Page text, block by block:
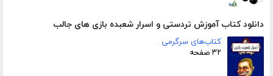
دانلود کتاب آموزش تردستی و اسرار شعبده بازی های جالب
کتاب‌های سرگرمی
۳۲ صفحه